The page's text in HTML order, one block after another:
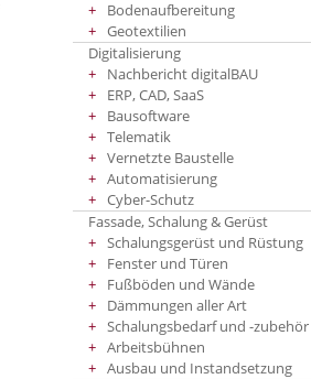
Bodenaufbereitung
Geotextilien
Digitalisierung
Nachbericht digitalBAU
ERP, CAD, SaaS
Bausoftware
Telematik
Vernetzte Baustelle
Automatisierung
Cyber-Schutz
Fassade, Schalung & Gerüst
Schalungsgerüst und Rüstung
Fenster und Türen
Fußböden und Wände
Dämmungen aller Art
Schalungsbedarf und -zubehör
Arbeitsbühnen
Ausbau und Instandsetzung